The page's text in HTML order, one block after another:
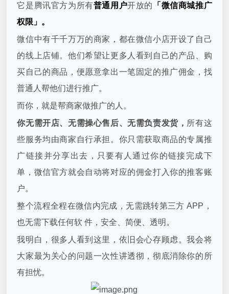
它是腾讯官方为所有普通用户开放的
「微信商城推广
权限」。
微信中有千千万万的商家，都在微信小店开设了自己
的线上店铺。他们希望让更多人看到自己的产品、购
买自己的商品，便愿意拿出一笔固定的推广佣金，找
普通人帮他们进行推广。
而你，就是帮商家做推广的人。
你无需开店、无需操心售后、无需负责发货， 所有这
些服务均由商家自行承担。你只需获取商品的专属推
广链接并分享出去，只要有人通过你的链接完成下
单，微信官方就会自动将对应的佣金打入你的推客账
户。
整个流程全程在微信内完成，无需跳转第三方 APP，
也无需下载任何软 件，安全、简便、透明。
我明白，很多人看到这里，依旧会心存顾虑。我会将
大家最为关心的问题一次性讲透彻，彻底消除你的所
有担忧。